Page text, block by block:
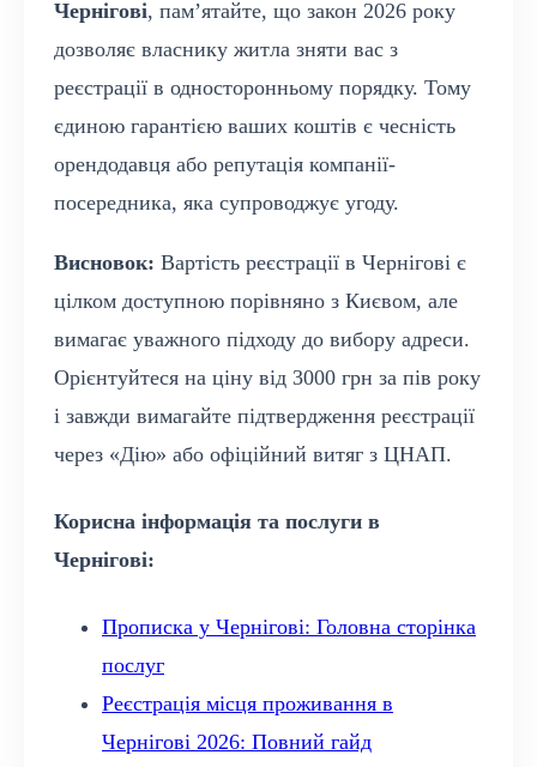
Чернігові, пам’ятайте, що закон 2026 року
дозволяє власнику житла зняти вас з
реєстрації в односторонньому порядку. Тому
єдиною гарантією ваших коштів є чесність
орендодавця або репутація компанії-
посередника, яка супроводжує угоду.
Висновок: Вартість реєстрації в Чернігові є
цілком доступною порівняно з Києвом, але
вимагає уважного підходу до вибору адреси.
Орієнтуйтеся на ціну від 3000 грн за пів року
і завжди вимагайте підтвердження реєстрації
через «Дію» або офіційний витяг з ЦНАП.
Корисна інформація та послуги в
Чернігові:
Прописка у Чернігові: Головна сторінка
послуг
Реєстрація місця проживання в
Чернігові 2026: Повний гайд